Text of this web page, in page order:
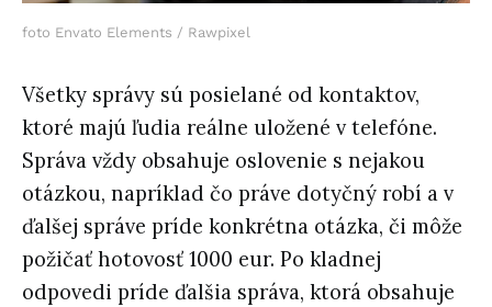
foto Envato Elements / Rawpixel
Všetky správy sú posielané od kontaktov,
ktoré majú ľudia reálne uložené v telefóne.
Správa vždy obsahuje oslovenie s nejakou
otázkou, napríklad čo práve dotyčný robí a v
ďalšej správe príde konkrétna otázka, či môže
požičať hotovosť 1000 eur. Po kladnej
odpovedi príde ďalšia správa, ktorá obsahuje